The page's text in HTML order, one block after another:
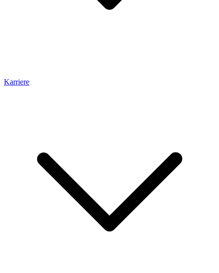
Karriere